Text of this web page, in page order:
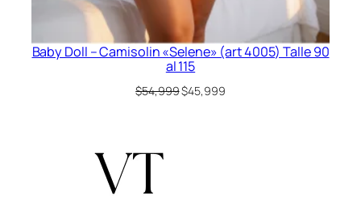
Baby Doll – Camisolin «Selene» (art 4005) Talle 90
al 115
$54,999El
$45,999El